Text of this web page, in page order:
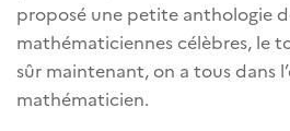
proposé une petite anthologie
mathématiciennes célèbres, le
sûr maintenant, on a tous dans
mathématicien.